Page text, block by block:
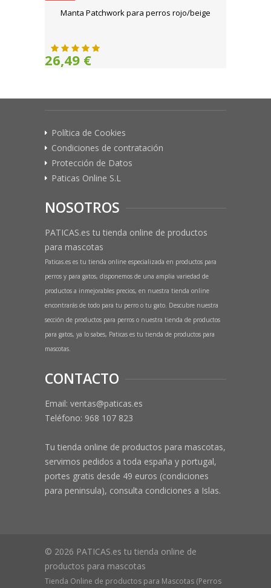
Manta Patchwork para perros rojo/beige
26,49 €
Política de Cookies
Condiciones de contratación
Protección de Datos
Paticas Online S.L
NOSOTROS
PATICAS.es tu tienda online de productos
para mascotas
Paticas.es es tu tienda online especializada en productos para
perros y para gatos, disponemos de una amplia variedad de
productos a inmejorables precios, en nuestra tienda online
encontrarás de todo para tu perro o tu gato. Descubre nuestra
sección de productos para perros o nuestra tienda de productos
para gatos, ya lo sabes, Paticas es tu tienda de productos para
mascotas.
CONTACTO
Email: ventas@paticas.es
Teléfono: 968 107 823
Tu tienda online de productos para mascotas,
servimos pedidos a toda españa y portugal,
portes gratis desde 49 euros (condiciones
para peninsula), consulta condiciones a Islas.
© 2026 PATICAS.es tu tienda online de
productos para mascotas
Tienda Online de productos para Mascotas (Perros